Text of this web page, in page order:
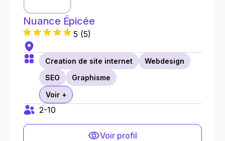
Nuance Épicée
5 (5)
Creation de site internet
Webdesign
SEO
Graphisme
Voir +
2-10
Voir profil